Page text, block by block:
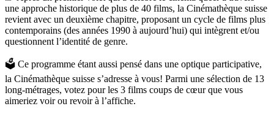
une approche historique de plus de 40 films, la Cinémathèque suisse
revient avec un deuxième chapitre, proposant un cycle de films plus
contemporains (des années 1990 à aujourd’hui) qui intègrent et/ou
questionnent l’identité de genre.
🗳 Ce programme étant aussi pensé dans une optique participative,
la Cinémathèque suisse s’adresse à vous! Parmi une sélection de 13
long-métrages, votez pour les 3 films coups de cœur que vous
aimeriez voir ou revoir à l’affiche.